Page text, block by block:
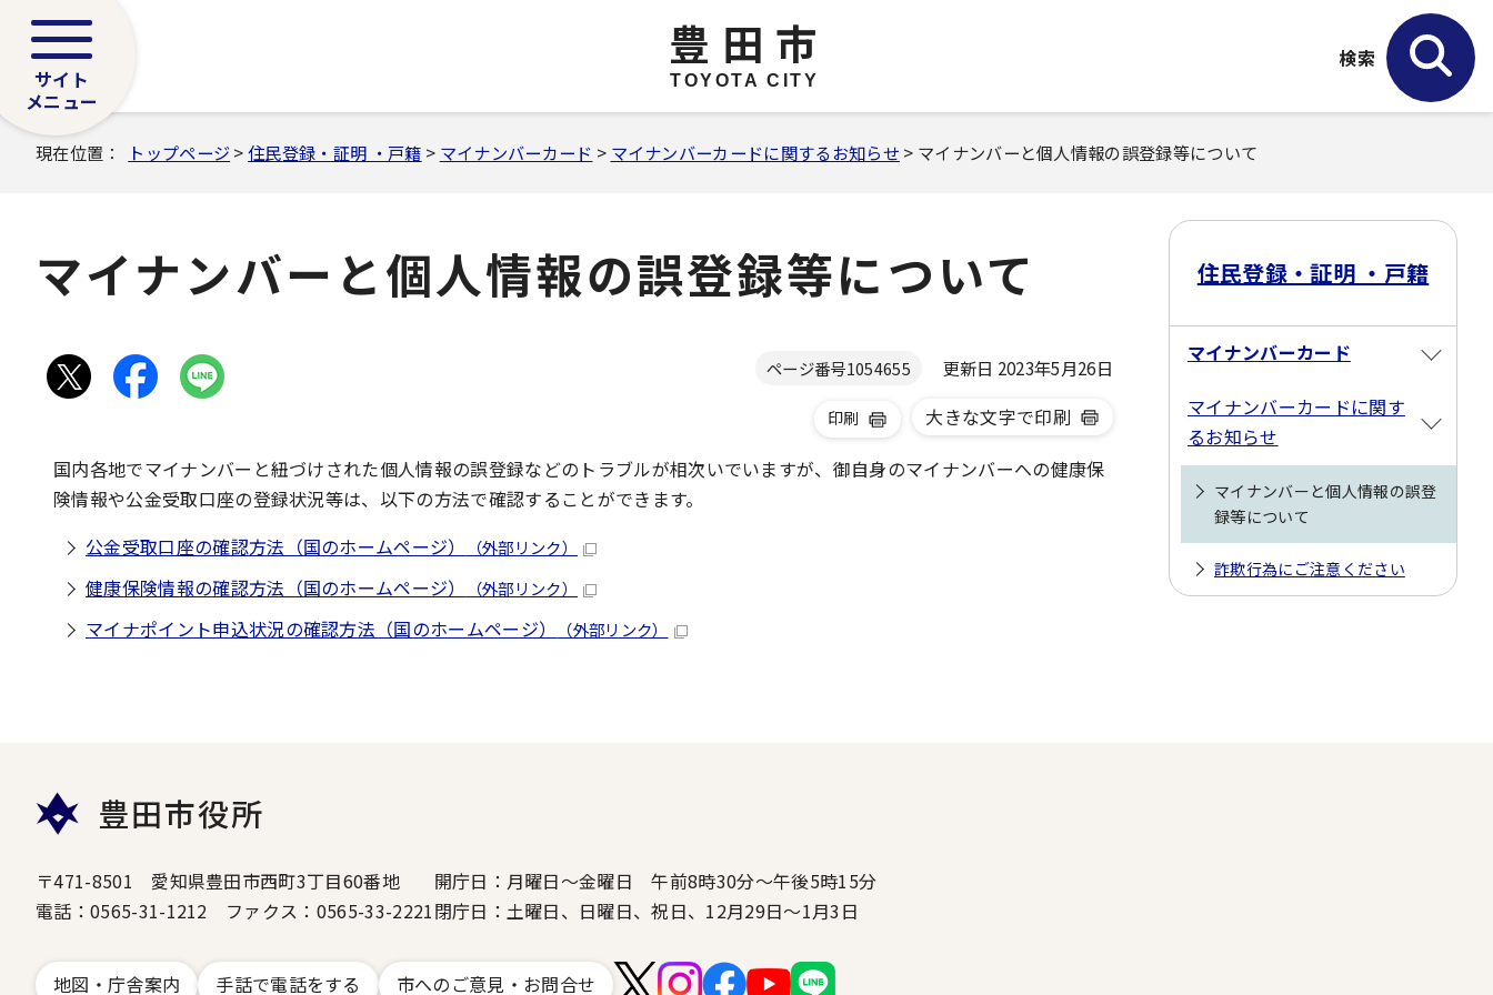
豊田市
TOYOTA CITY
サイト
メニュー
検索
現在位置： トップページ >住民登録・証明 ・戸籍 > マイナンバーカード > マイナンバーカードに関するお知らせ > マイナンバーと個人情報の誤登録等について
マイナンバーと個人情報の誤登録等について
ページ番号1054655 更新日 2023年5月26日
印刷
大きな文字で印刷
国内各地でマイナンバーと紐づけされた個人情報の誤登録などのトラブルが相次いでいますが、御自身のマイナンバーへの健康保
険情報や公金受取口座の登録状況等は、以下の方法で確認することができます。
公金受取口座の確認方法（国のホームページ）
（外部リンク）
健康保険情報の確認方法（国のホームページ） （外部リンク）
マイナポイント申込状況の確認方法（国のホームページ） （外部リンク）
住民登録・証明 ・戸籍
マイナンバーカード
マイナンバーカードに関す
るお知らせ
マイナンバーと個人情報の誤登
録等について
詐欺行為にご注意ください
豊田市役所
〒471-8501 愛知県豊田市西町3丁目60番地
電話：0565-31-1212 ファクス：0565-33-2221
開庁日：月曜日～金曜日 午前8時30分～午後5時15分
閉庁日：土曜日、日曜日、祝日、12月29日～1月3日
地図・庁舎案内 手話で電話をする 市へのご意見・お問合せ